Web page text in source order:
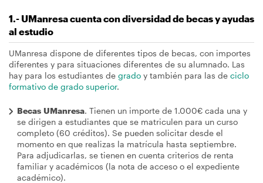
1.- UManresa cuenta con diversidad de becas y ayudas
al estudio
UManresa dispone de diferentes tipos de becas, con importes
diferentes y para situaciones diferentes de su alumnado. Las
hay para los estudiantes de grado y también para las de ciclo
formativo de grado superior.
Becas UManresa. Tienen un importe de 1.000€ cada una y
se dirigen a estudiantes que se matriculen para un curso
completo (60 créditos). Se pueden solicitar desde el
momento en que realizas la matrícula hasta septiembre.
Para adjudicarlas, se tienen en cuenta criterios de renta
familiar y académicos (la nota de acceso o el expediente
académico).